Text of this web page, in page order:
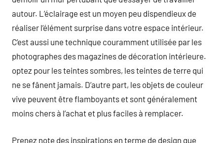
autour. L’éclairage est un moyen peu dispendieux de
réaliser l’élément surprise dans votre espace intérieur.
C’est aussi une technique couramment utilisée par les
photographes des magazines de décoration intérieure.
optez pour les teintes sombres, les teintes de terre qui
ne se fânent jamais. D’autre part, les objets de couleur
vive peuvent être flamboyants et sont généralement
moins chers à l’achat et plus faciles à remplacer.
Prenez note des inspirations en terme de design que